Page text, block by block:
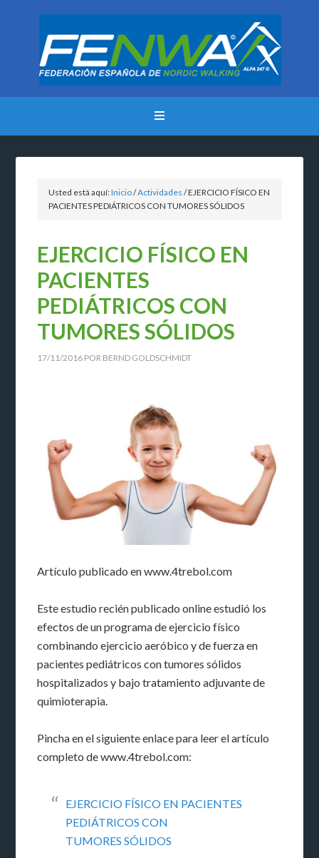
Usted está aquí:Inicio/Actividades /EJERCICIO FÍSICO EN
PACIENTES PEDIÁTRICOS CON TUMORES SÓLIDOS
EJERCICIO FÍSICO EN
PACIENTES
PEDIÁTRICOS CON
TUMORES SÓLIDOS
17/11/2016 POR BERND GOLDSCHMIDT
Artículo publicado en www.4trebol.com
Este estudio recién publicado online estudió los
efectos de un programa de ejercicio físico
combinando ejercicio aeróbico y de fuerza en
pacientes pediátricos con tumores sólidos
hospitalizados y bajo tratamiento adjuvante de
quimioterapia.
Pincha en el siguiente enlace para leer el artículo
completo de www.4trebol.com:
EJERCICIO FÍSICO EN PACIENTES
PEDIÁTRICOS CON
TUMORES SÓLIDOS